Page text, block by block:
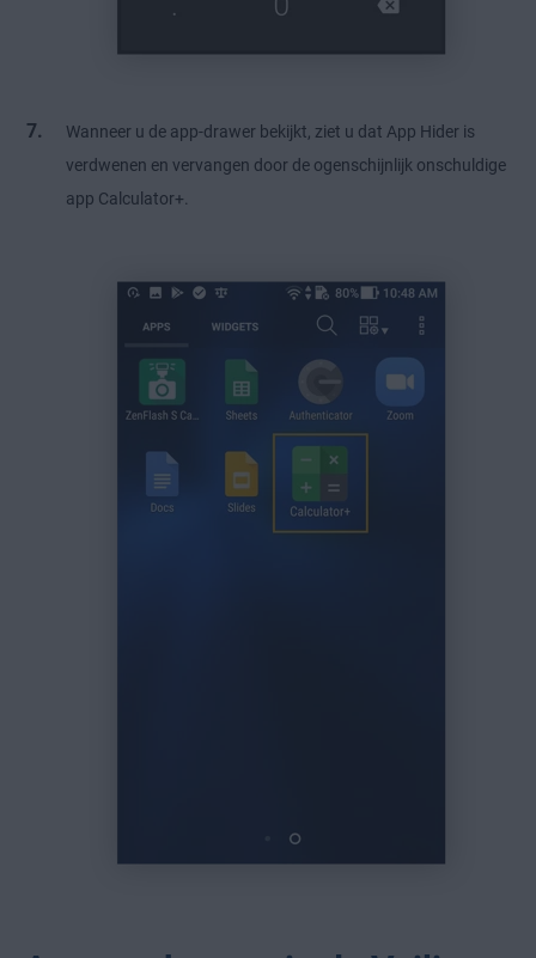
Wanneer u de app-drawer bekijkt, ziet u dat App Hider is
verdwenen en vervangen door de ogenschijnlijk onschuldige
app Calculator+.